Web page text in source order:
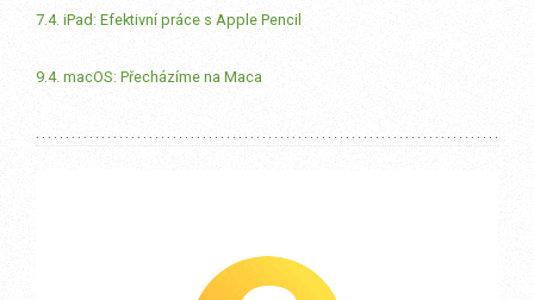
7.4. iPad: Efektivní práce s Apple Pencil
9.4. macOS: Přecházíme na Maca